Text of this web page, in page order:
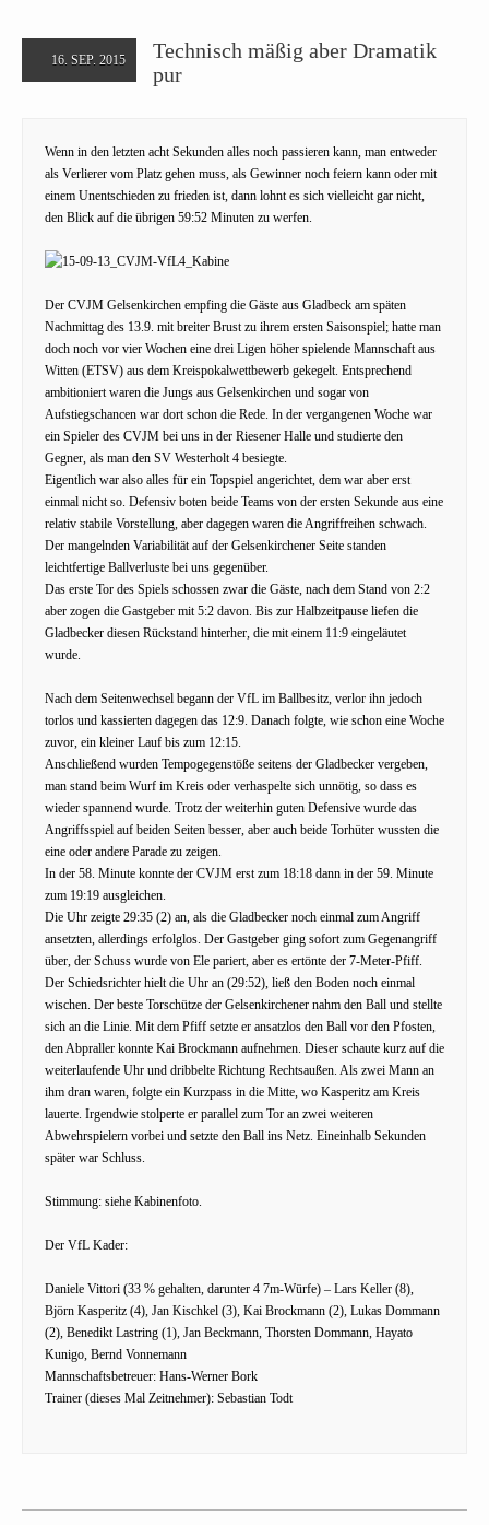
16. SEP. 2015
Technisch mäßig aber Dramatik
pur
Wenn in den letzten acht Sekunden alles noch passieren kann, man entweder
als Verlierer vom Platz gehen muss, als Gewinner noch feiern kann oder mit
einem Unentschieden zu frieden ist, dann lohnt es sich vielleicht gar nicht,
den Blick auf die übrigen 59:52 Minuten zu werfen.
Der CVJM Gelsenkirchen empfing die Gäste aus Gladbeck am späten
Nachmittag des 13.9. mit breiter Brust zu ihrem ersten Saisonspiel; hatte man
doch noch vor vier Wochen eine drei Ligen höher spielende Mannschaft aus
Witten (ETSV) aus dem Kreispokalwettbewerb gekegelt. Entsprechend
ambitioniert waren die Jungs aus Gelsenkirchen und sogar von
Aufstiegschancen war dort schon die Rede. In der vergangenen Woche war
ein Spieler des CVJM bei uns in der Riesener Halle und studierte den
Gegner, als man den SV Westerholt 4 besiegte.
Eigentlich war also alles für ein Topspiel angerichtet, dem war aber erst
einmal nicht so. Defensiv boten beide Teams von der ersten Sekunde aus eine
relativ stabile Vorstellung, aber dagegen waren die Angriffreihen schwach.
Der mangelnden Variabilität auf der Gelsenkirchener Seite standen
leichtfertige Ballverluste bei uns gegenüber.
Das erste Tor des Spiels schossen zwar die Gäste, nach dem Stand von 2:2
aber zogen die Gastgeber mit 5:2 davon. Bis zur Halbzeitpause liefen die
Gladbecker diesen Rückstand hinterher, die mit einem 11:9 eingeläutet
wurde.
Nach dem Seitenwechsel begann der VfL im Ballbesitz, verlor ihn jedoch
torlos und kassierten dagegen das 12:9. Danach folgte, wie schon eine Woche
zuvor, ein kleiner Lauf bis zum 12:15.
Anschließend wurden Tempogegenstöße seitens der Gladbecker vergeben,
man stand beim Wurf im Kreis oder verhaspelte sich unnötig, so dass es
wieder spannend wurde. Trotz der weiterhin guten Defensive wurde das
Angriffsspiel auf beiden Seiten besser, aber auch beide Torhüter wussten die
eine oder andere Parade zu zeigen.
In der 58. Minute konnte der CVJM erst zum 18:18 dann in der 59. Minute
zum 19:19 ausgleichen.
Die Uhr zeigte 29:35 (2) an, als die Gladbecker noch einmal zum Angriff
ansetzten, allerdings erfolglos. Der Gastgeber ging sofort zum Gegenangriff
über, der Schuss wurde von Ele pariert, aber es ertönte der 7-Meter-Pfiff.
Der Schiedsrichter hielt die Uhr an (29:52), ließ den Boden noch einmal
wischen. Der beste Torschütze der Gelsenkirchener nahm den Ball und stellte
sich an die Linie. Mit dem Pfiff setzte er ansatzlos den Ball vor den Pfosten,
den Abpraller konnte Kai Brockmann aufnehmen. Dieser schaute kurz auf die
weiterlaufende Uhr und dribbelte Richtung Rechtsaußen. Als zwei Mann an
ihm dran waren, folgte ein Kurzpass in die Mitte, wo Kasperitz am Kreis
lauerte. Irgendwie stolperte er parallel zum Tor an zwei weiteren
Abwehrspielern vorbei und setzte den Ball ins Netz. Eineinhalb Sekunden
später war Schluss.
Stimmung: siehe Kabinenfoto.
Der VfL Kader:
Daniele Vittori (33 % gehalten, darunter 4 7m-Würfe) – Lars Keller (8),
Björn Kasperitz (4), Jan Kischkel (3), Kai Brockmann (2), Lukas Dommann
(2), Benedikt Lastring (1), Jan Beckmann, Thorsten Dommann, Hayato
Kunigo, Bernd Vonnemann
Mannschaftsbetreuer: Hans-Werner Bork
Trainer (dieses Mal Zeitnehmer): Sebastian Todt